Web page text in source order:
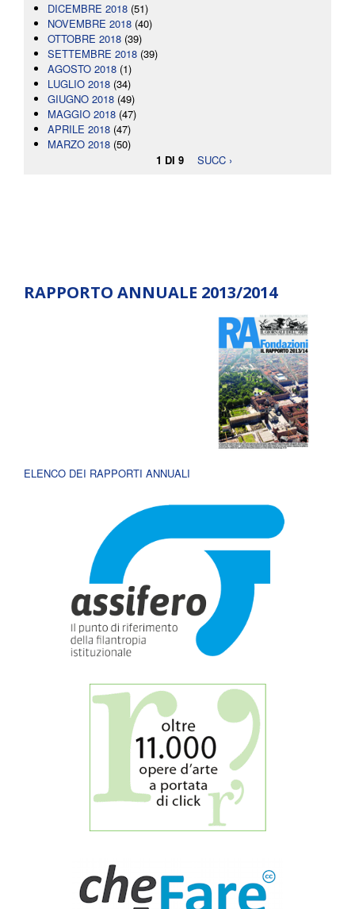
DICEMBRE 2018 (51)
NOVEMBRE 2018 (40)
OTTOBRE 2018 (39)
SETTEMBRE 2018 (39)
AGOSTO 2018 (1)
LUGLIO 2018 (34)
GIUGNO 2018 (49)
MAGGIO 2018 (47)
APRILE 2018 (47)
MARZO 2018 (50)
1 DI 9
SUCC ›
RAPPORTO ANNUALE 2013/2014
ELENCO DEI RAPPORTI ANNUALI